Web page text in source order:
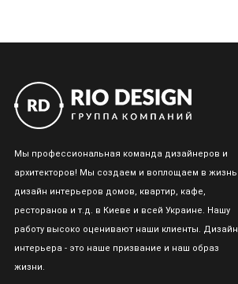
Мы профессиональная команда дизайнеров и
архитекторов! Мы создаем и воплощаем в жизнь
дизайн интерьеров домов, квартир, кафе,
ресторанов и т.д. в Киеве и всей Украине. Нашу
работу высоко оценивают наши клиенты. Дизайн
интерьера - это наше призвание и наш образ
жизни.